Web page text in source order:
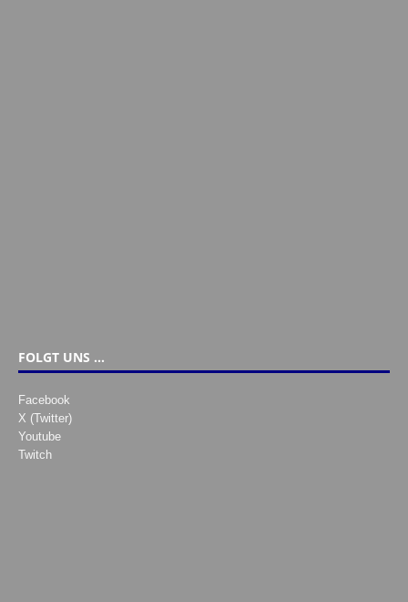
FOLGT UNS …
Facebook
X (Twitter)
Youtube
Twitch